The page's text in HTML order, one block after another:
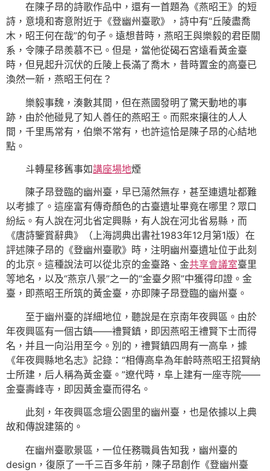
在陳子昂的詩歌作品中，還有一首題為《燕昭王》的短
詩，意境和寄意附近于《登幽州臺歌》，詩中有“丘陵盡喬
木，昭王何在哉”的句子。遠想昔時，燕昭王與樂毅的君臣關
系，令陳子昂羨慕不已。但是，當他從碣石宮遠看黃金臺
時，但見起升沉伏的丘陵上長滿了喬木，昔時置金的高臺已
渙然一新，燕昭王何在？
樂毅事魏，湊數其間，但在燕國發明了驚天動地的事
跡，由於他碰見了知人善任的燕昭王。而熙來攘往的人人
間，千里馬常有，伯樂不常有，也許這恰是陳子昂的心結地
點。
斗轉星移舊事如講座場地煙
陳子昂登臨的幽州臺，早已蕩然無存，甚至連遺址都難
以考據了。這座富有傳奇顏色的古臺遺址畢竟在哪里？眾口
紛紜。有人說在河北省定興縣，有人說在河北省易縣，而
《唐詩鑒賞辭典》（上海詞典出書社1983年12月第1版）在
評述陳子昂的《登幽州臺歌》時，注明幽州臺遺址位于此刻
的北京。這種說法可以從北京的金臺路、金共享會議室臺里
等地名，以及“燕京八景”之一的“金臺夕照”中獲得印證。金
臺，即燕昭王所筑的黃金臺，亦即陳子昂登臨的幽州臺。
至于幽州臺的詳細地位，聽說是在京南年夜興區。由於
年夜興區有一個古鎮——禮賢鎮，即因燕昭王禮賢下士而得
名，并且一向沿用至今。別的，禮賢鎮四周有一高阜，據
《年夜興縣地名志》記錄：“相傳高阜為年齡時燕昭王招賢納
士所建，后人稱為黃金臺。”遼代時，阜上建有一座寺院——
金臺壽峰寺，即因黃金臺而得名。
此刻，年夜興區念壇公園里的幽州臺，也是依據以上典
故和傳說建築的。
在幽州臺歌景區，一位任務職員告知我，幽州臺的
design，復原了一千三百多年前，陳子昂創作《登幽州臺